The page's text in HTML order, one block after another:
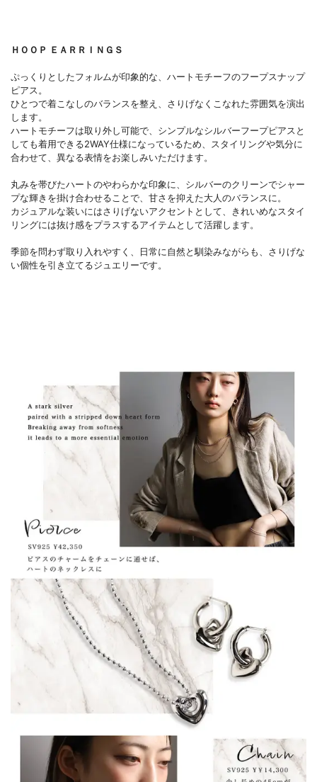
ＨＯＯＰ ＥＡＲＲＩＮＧＳ
ぷっくりとしたフォルムが印象的な、ハートモチーフのフープスナップ
ピアス。
ひとつで着こなしのバランスを整え、さりげなくこなれた雰囲気を演出
します。
ハートモチーフは取り外し可能で、シンプルなシルバーフープピアスと
しても着用できる2WAY仕様になっているため、スタイリングや気分に
合わせて、異なる表情をお楽しみいただけます。
丸みを帯びたハートのやわらかな印象に、シルバーのクリーンでシャー
プな輝きを掛け合わせることで、甘さを抑えた大人のバランスに。
カジュアルな装いにはさりげないアクセントとして、きれいめなスタイ
リングには抜け感をプラスするアイテムとして活躍します。
季節を問わず取り入れやすく、日常に自然と馴染みながらも、さりげな
い個性を引き立てるジュエリーです。